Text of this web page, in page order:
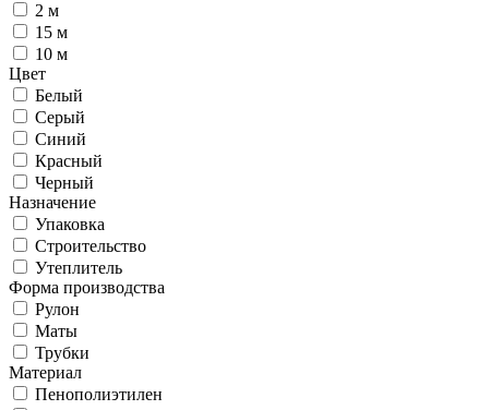
2 м
15 м
10 м
Цвет
Белый
Серый
Синий
Красный
Черный
Назначение
Упаковка
Строительство
Утеплитель
Форма производства
Рулон
Маты
Трубки
Материал
Пенополиэтилен